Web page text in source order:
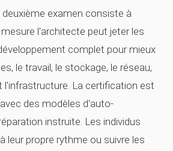
examen consiste à
l'architecte peut jeter les
complet pour mieux
le travail, le stockage, le réseau,
l'infrastructure. La certification est
des modèles d'auto-
instruite. Les individus
leur propre rythme ou suivre les